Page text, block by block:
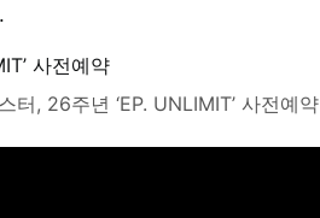
터, 26주년 ‘EP. UNLIMIT’ 사전예약